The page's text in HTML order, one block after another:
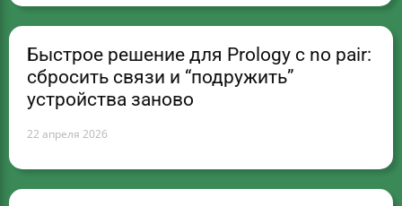
Быстрое решение для Prology с no pair:
сбросить связи и “подружить”
устройства заново
22 апреля 2026